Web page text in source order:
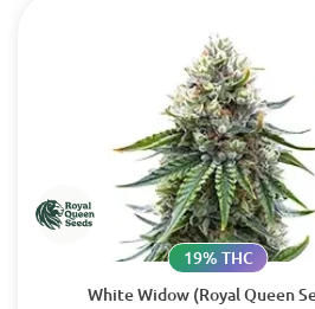
White Widow (Royal Queen
19% THC